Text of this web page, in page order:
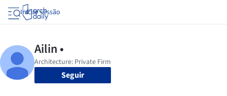
Iniciar sessão
Seguir